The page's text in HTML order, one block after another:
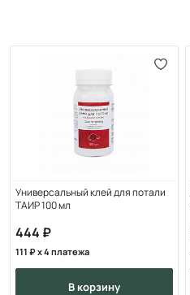
Универсальный клей для потали
ТАИР 100 мл
444
111 x 4 платежа
в корзину